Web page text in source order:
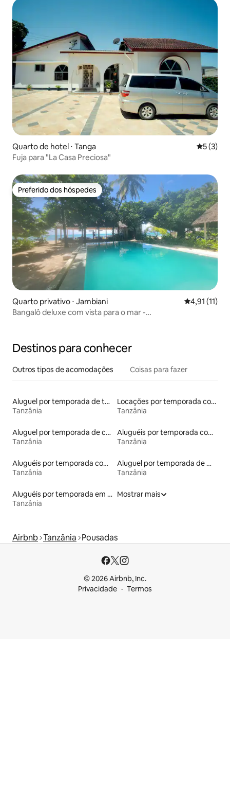
Quarto de hotel ⋅ Tanga 5 de
5 (3)
Fuja para "La Casa Preciosa"
Preferido dos hóspedes
Preferido dos hóspedes
Quarto privativo ⋅ Jambiani 4,91 de uma
4,91 (11)
Bangalô deluxe com vista para o mar -
Destinos para conhecer
Outros tipos de acomodações Coisas para fazer
Aluguel por temporada de townhouses
Tanzânia
Locações por temporada com piscina
Tanzânia
Aluguel por temporada de casas arredondadas
Tanzânia
Aluguéis por temporada com café da manhã
Tanzânia
Aluguéis por temporada com acesso à praia
Tanzânia
Aluguel por temporada de microcasas
Tanzânia
Aluguéis por temporada em acampamentos
Tanzânia
Mostrar mais
Airbnb Tanzânia Pousadas
© 2026 Airbnb, Inc.
Privacidade
Termos